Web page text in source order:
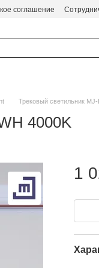
соглашение
Трековый светильник
4000K
1